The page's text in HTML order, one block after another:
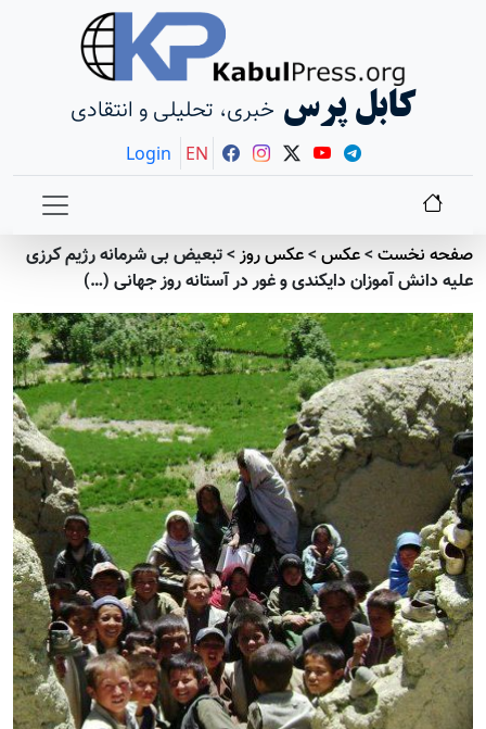
کابل پرس خبری، تحلیلی و انتقادی
Login EN
صفحه نخست>عکس>عکس روز>تبعیض بی شرمانه رژيم کرزی
علیه دانش آموزان دایکندی و غور در آستانه روز جهانی (…)